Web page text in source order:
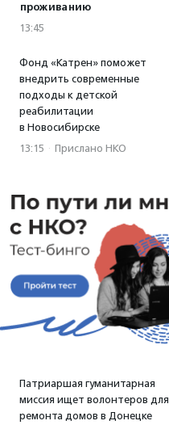
проживанию
13:45
Фонд «Катрен» поможет
внедрить современные
подходы к детской
реабилитации
в Новосибирске
13:15 · Прислано НКО
Патриаршая гуманитарная
миссия ищет волонтеров для
ремонта домов в Донецке